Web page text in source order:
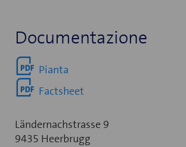
Ländernachstrasse 9
9435 Heerbrugg
Documentazione
Pianta
Factsheet